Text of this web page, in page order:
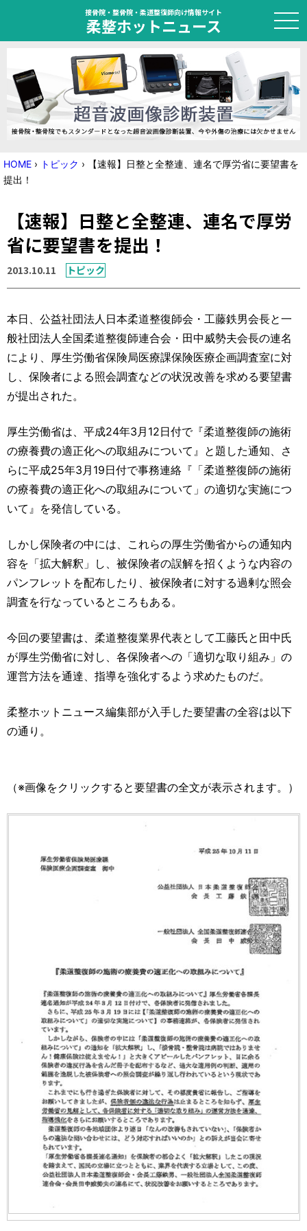
接骨院・整骨院・柔道整復師向け情報サイト
柔整ホットニュース
HOME
トピック
ニュース
国家試験対策
学会・セミナー情報
運営元 お問い合わせ
HOME › トピック › 【速報】日整と全整連、連名で厚労省に要望書を
提出！
【速報】日整と全整連、連名で厚労
省に要望書を提出！
2013.10.11 トピック
本日、公益社団法人日本柔道整復師会・工藤鉄男会長と一
般社団法人全国柔道整復師連合会・田中威勢夫会長の連名
により、厚生労働省保険局医療課保険医療企画調査室に対
し、保険者による照会調査などの状況改善を求める要望書
が提出された。
厚生労働省は、平成24年3月12日付で『柔道整復師の施術
の療養費の適正化への取組みについて』と題した通知、さ
らに平成25年3月19日付で事務連絡『「柔道整復師の施術
の療養費の適正化への取組みについて」の適切な実施につ
いて』を発信している。
しかし保険者の中には、これらの厚生労働省からの通知内
容を「拡大解釈」し、被保険者の誤解を招くような内容の
パンフレットを配布したり、被保険者に対する過剰な照会
調査を行なっているところもある。
今回の要望書は、柔道整復業界代表として工藤氏と田中氏
が厚生労働省に対し、各保険者への「適切な取り組み」の
運営方法を通達、指導を強化するよう求めたものだ。
柔整ホットニュース編集部が入手した要望書の全容は以下
の通り。
（※画像をクリックすると要望書の全文が表示されます。）